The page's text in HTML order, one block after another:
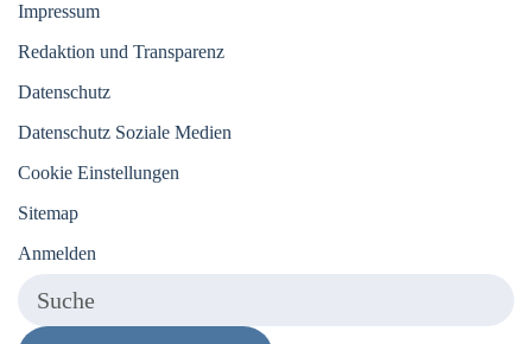
Impressum
Redaktion und Transparenz
Datenschutz
Datenschutz Soziale Medien
Cookie Einstellungen
Sitemap
Anmelden